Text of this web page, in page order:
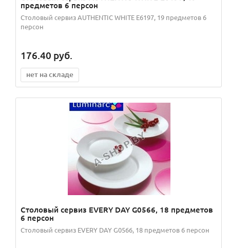
предметов 6 персон
Столовый сервиз AUTHENTIC WHITE E6197, 19 предметов 6
персон
176.40 руб.
нет на складе
Столовый сервиз EVERY DAY G0566, 18 предметов
6 персон
Столовый сервиз EVERY DAY G0566, 18 предметов 6 персон